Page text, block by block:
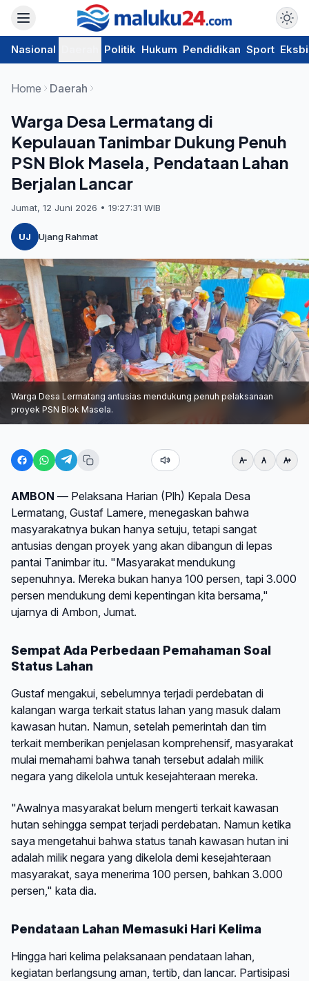
Nasional Politik Hukum Pendidikan Sport
Home Daerah
Warga Desa Lermatang di
Kepulauan Tanimbar Dukung Penuh
PSN Blok Masela, Pendataan Lahan
Berjalan Lancar
Jumat, 12 Juni 2026 • 19:27:31 WIB
UJ Ujang Rahmat
Warga Desa Lermatang antusias mendukung penuh pelaksanaan
proyek PSN Blok Masela.
AMBON — Pelaksana Harian (Plh) Kepala Desa
Lermatang, Gustaf Lamere, menegaskan bahwa
masyarakatnya bukan hanya setuju, tetapi sangat
antusias dengan proyek yang akan dibangun di lepas
pantai Tanimbar itu. "Masyarakat mendukung
sepenuhnya. Mereka bukan hanya 100 persen, tapi 3.000
persen mendukung demi kepentingan kita bersama,"
ujarnya di Ambon, Jumat.
Sempat Ada Perbedaan Pemahaman Soal
Status Lahan
Gustaf mengakui, sebelumnya terjadi perdebatan di
kalangan warga terkait status lahan yang masuk dalam
kawasan hutan. Namun, setelah pemerintah dan tim
terkait memberikan penjelasan komprehensif, masyarakat
mulai memahami bahwa tanah tersebut adalah milik
negara yang dikelola untuk kesejahteraan mereka.
"Awalnya masyarakat belum mengerti terkait kawasan
hutan sehingga sempat terjadi perdebatan. Namun ketika
saya mengetahui bahwa status tanah kawasan hutan ini
adalah milik negara yang dikelola demi kesejahteraan
masyarakat, saya menerima 100 persen, bahkan 3.000
persen," kata dia.
Pendataan Lahan Memasuki Hari Kelima
Hingga hari kelima pelaksanaan pendataan lahan,
kegiatan berlangsung aman, tertib, dan lancar. Partisipasi